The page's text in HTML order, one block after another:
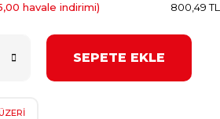
havale indirimi) 800,49
SEPETE EKLE